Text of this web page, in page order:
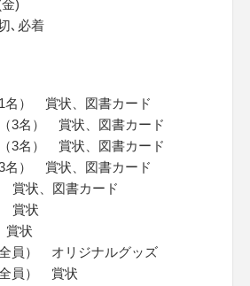
)
､必着
名） 賞状、図書カード
3名） 賞状、図書カード
3名） 賞状、図書カード
名） 賞状、図書カード
賞状、図書カード
賞状
賞状
員） オリジナルグッズ
員） 賞状